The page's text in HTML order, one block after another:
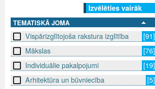
Izvēlēties vairāk
TEMATISKĀ JOMA
Vispārizglītojoša rakstura izglītība
[91]
Mākslas
[76]
Individuālie pakalpojumi
[19]
Arhitektūra un būvniecība
[5]